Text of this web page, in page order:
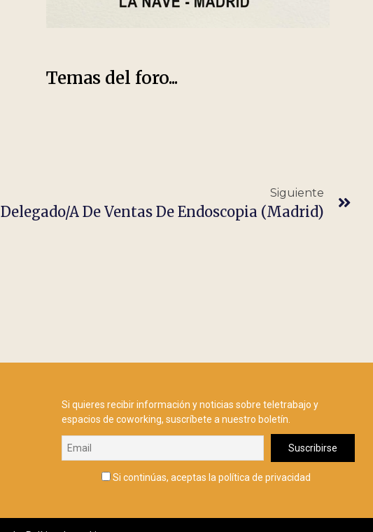
Temas del foro...
Siguiente
Delegado/a De Ventas De Endoscopia (Madrid)
Si quieres recibir información y noticias sobre teletrabajo y
espacios de coworking, suscríbete a nuestro boletín.
Si continúas, aceptas la política de privacidad